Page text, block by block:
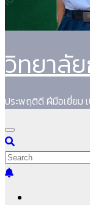
วิทยาลั
ประพฤติดี ฝีมือเยี่ยม